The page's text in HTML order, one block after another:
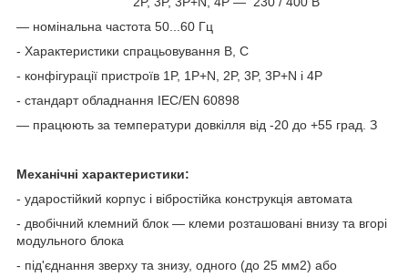
— номінальна частота 50...60 Гц
- Характеристики спрацьовування B, C
- конфігурації пристроїв 1P, 1P+N, 2P, 3P, 3P+N і 4P
- стандарт обладнання IEC/EN 60898
— працюють за температури довкілля від -20 до +55 град. З
Механічні характеристики:
- ударостійкий корпус і вібростійка конструкція автомата
- двобічний клемний блок — клеми розташовані внизу та вгорі
модульного блока
- під'єднання зверху та знизу, одного (до 25 мм2) або